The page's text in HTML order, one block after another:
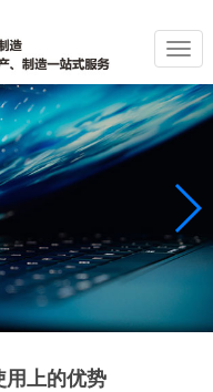
切
换
导
航
用上的优势